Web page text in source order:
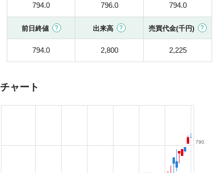
794.0 796.0 794.0
前日終値 出来高 売買代金(千円)
794.0 2,800 2,225
チャート
790